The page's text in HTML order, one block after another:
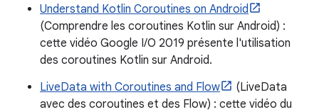
Understand Kotlin Coroutines on Android
(Comprendre les coroutines Kotlin sur Android) :
cette vidéo Google I/O 2019 présente l'utilisation
des coroutines Kotlin sur Android.
LiveData with Coroutines and Flow
(LiveData
avec des coroutines et des Flow) : cette vidéo du